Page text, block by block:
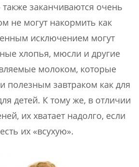
заканчиваются очень
не могут накормить как
исключением могут
хлопья, мюсли и другие
молоком, которые
полезным завтраком как для
детей. К тому же, в отличии
их хватает надолго, если
их «всухую».